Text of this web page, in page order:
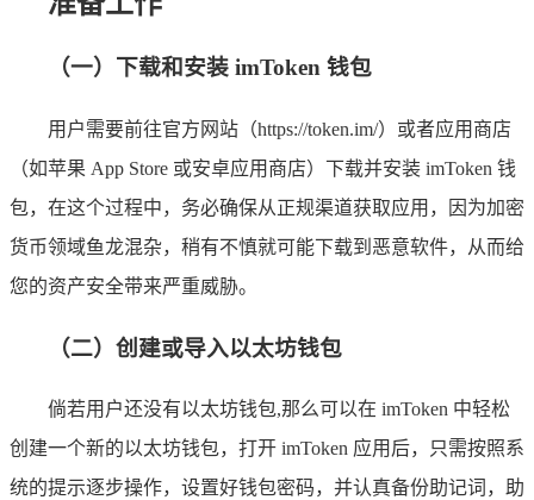
（一）下载和安装 imToken 钱包
用户需要前往官方网站（https://token.im/）或者应用商店
（如苹果 App Store 或安卓应用商店）下载并安装 imToken 钱
包，在这个过程中，务必确保从正规渠道获取应用，因为加密
货币领域鱼龙混杂，稍有不慎就可能下载到恶意软件，从而给
您的资产安全带来严重威胁。
（二）创建或导入以太坊钱包
倘若用户还没有以太坊钱包,那么可以在 imToken 中轻松
创建一个新的以太坊钱包，打开 imToken 应用后，只需按照系
统的提示逐步操作，设置好钱包密码，并认真备份助记词，助